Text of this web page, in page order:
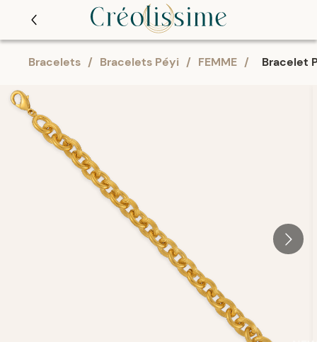
Bracelets / Bracelets Péyi / FEMME / Bracelet